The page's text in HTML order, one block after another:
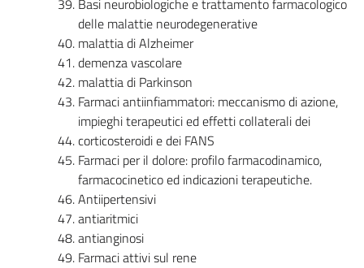
delle malattie neurodegenerative
malattia di Alzheimer
demenza vascolare
malattia di Parkinson
Farmaci antiinfiammatori: meccanismo di azione,
impieghi terapeutici ed effetti collaterali dei
corticosteroidi e dei FANS
Farmaci per il dolore: profilo farmacodinamico,
farmacocinetico ed indicazioni terapeutiche.
Antiipertensivi
antiaritmici
antianginosi
Farmaci attivi sul rene